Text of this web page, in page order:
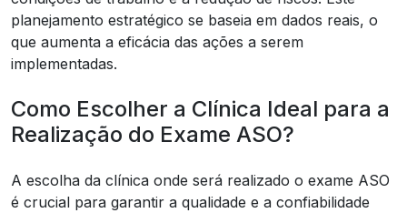
planejamento estratégico se baseia em dados reais, o
que aumenta a eficácia das ações a serem
implementadas.
Como Escolher a Clínica Ideal para a
Realização do Exame ASO?
A escolha da clínica onde será realizado o exame ASO
é crucial para garantir a qualidade e a confiabilidade